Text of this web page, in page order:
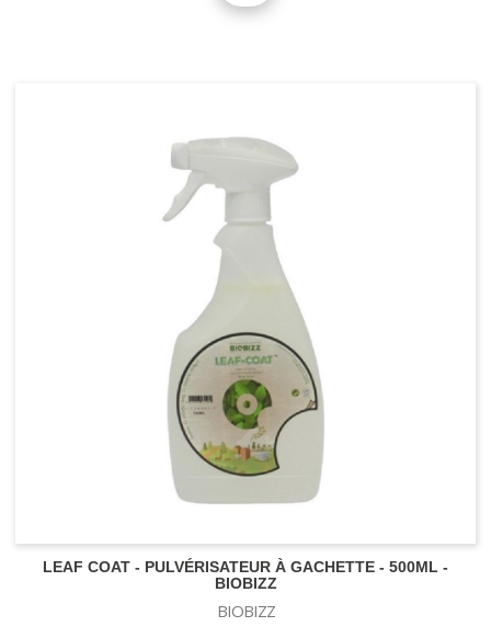
LEAF COAT - PULVÉRISATEUR À GACHETTE - 500ML -
BIOBIZZ
BIOBIZZ